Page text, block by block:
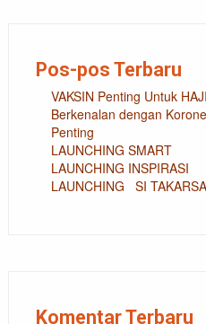
Pos-pos Terbaru
VAKSIN Penting Untuk
Berkenalan dengan
Penting
LAUNCHING SMART
LAUNCHING INSPIRASI
LAUNCHING SI TAKARSA
Komentar Terbaru